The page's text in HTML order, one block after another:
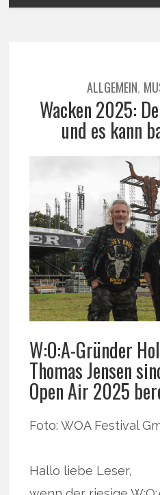
ALLGEMEIN,
Wacken 2025:
und es kann
W:O:A-Gründer
Thomas Jensen
Open Air 2025
Foto: WOA Festival
Hallo liebe Leser,